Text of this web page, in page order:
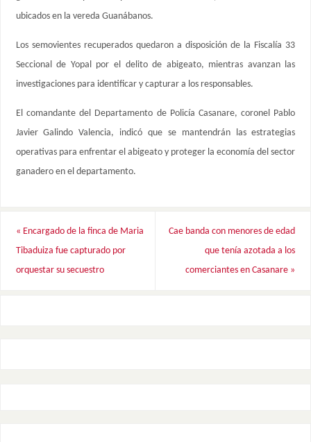
ubicados en la vereda Guanábanos.
Los semovientes recuperados quedaron a disposición de la Fiscalía 33
Seccional de Yopal por el delito de abigeato, mientras avanzan las
investigaciones para identificar y capturar a los responsables.
El comandante del Departamento de Policía Casanare, coronel Pablo
Javier Galindo Valencia, indicó que se mantendrán las estrategias
operativas para enfrentar el abigeato y proteger la economía del sector
ganadero en el departamento.
« Encargado de la finca de Maria
Tibaduiza fue capturado por
orquestar su secuestro
Cae banda con menores de edad
que tenía azotada a los
comerciantes en Casanare »